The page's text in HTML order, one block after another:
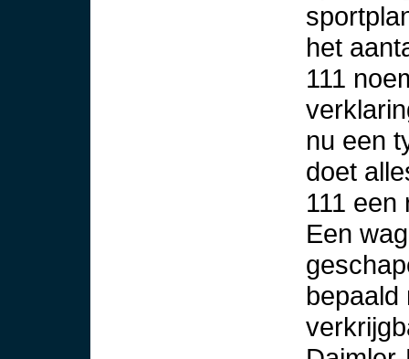
het
111
nu een
doet
111
Een
bepaald